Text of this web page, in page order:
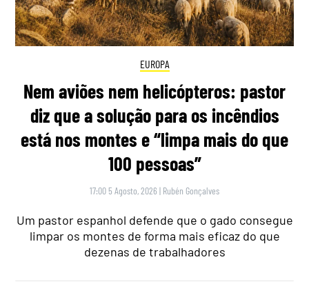
EUROPA
Nem aviões nem helicópteros: pastor
diz que a solução para os incêndios
está nos montes e “limpa mais do que
100 pessoas”
17:00 5 Agosto, 2026 | Rubén Gonçalves
Um pastor espanhol defende que o gado consegue
limpar os montes de forma mais eficaz do que
dezenas de trabalhadores